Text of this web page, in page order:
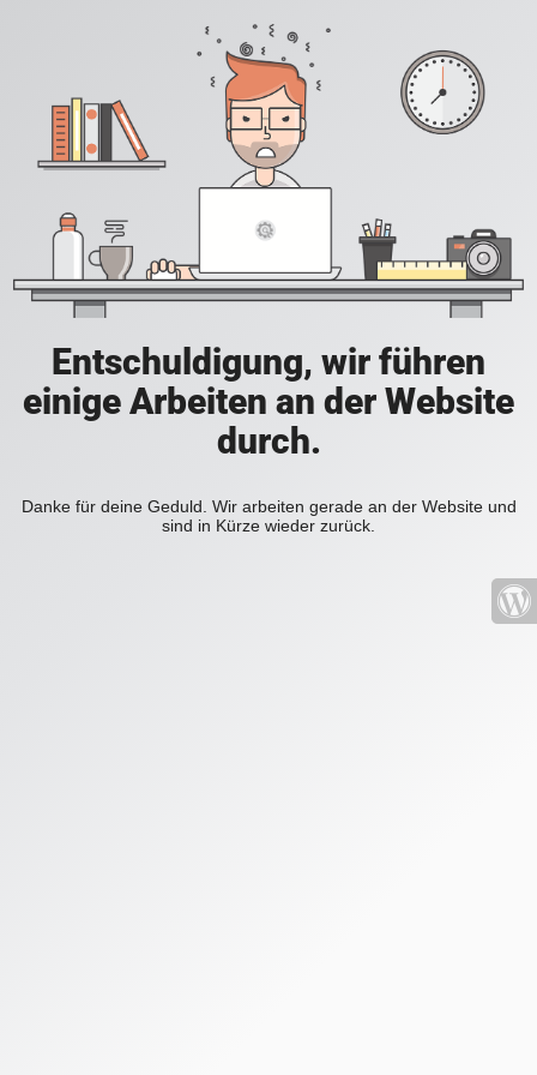
Entschuldigung, wir führen
einige Arbeiten an der Website
durch.
Danke für deine Geduld. Wir arbeiten gerade an der Website und
sind in Kürze wieder zurück.